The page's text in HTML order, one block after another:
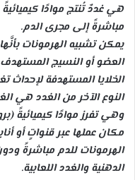
هي غددٌ تُنتج موادًا
مباشرةً إلى مجرى الدم.
يمكن تشبيه الهرمونات
العضو أو النسيج
الخلايا المستهدفة لإحداث
وهي تفرز موادًا كيميائيةً
مكان عملها عبر قنواتٍ أو
الهرمونات للدم مباشرةً
الدهنية والغدد اللعابية.